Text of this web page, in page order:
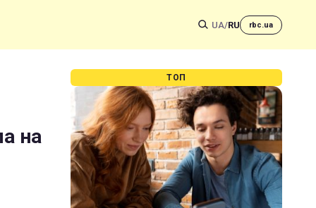
UA/RU rbc.ua
на
ТОП